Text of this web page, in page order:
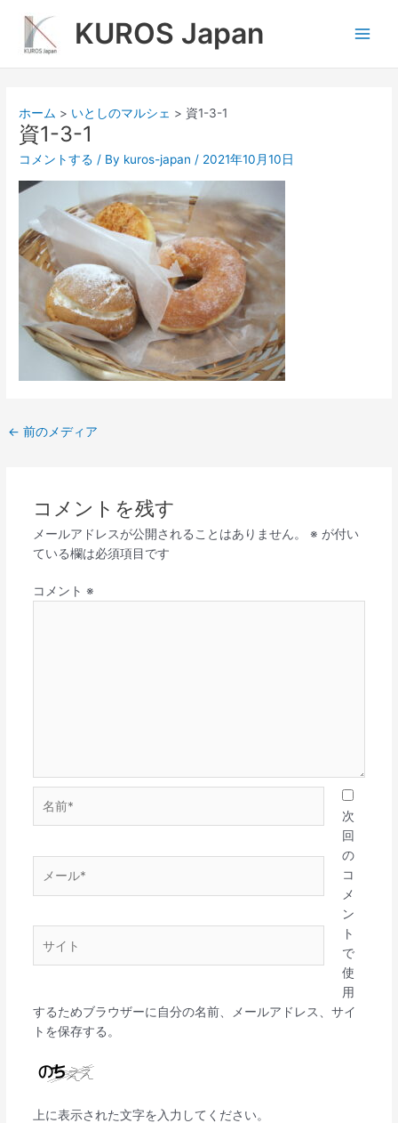
ス
KUROS Japan
ホーム いとしのマルシェ 資1-3-1
資1-3-1
コメントする / By kuros-japan / 2021年10月10日
← 前のメディア
コメントを残す
メールアドレスが公開されることはありません。 ※ が付い
ている欄は必須項目です
コメント ※
ー
*
次
回
の
コ
メ
ン
ト
で
使
用
するためブラウザーに自分の名前、メールアドレス、サイ
トを保存する。
上に表示された文字を入力してください。